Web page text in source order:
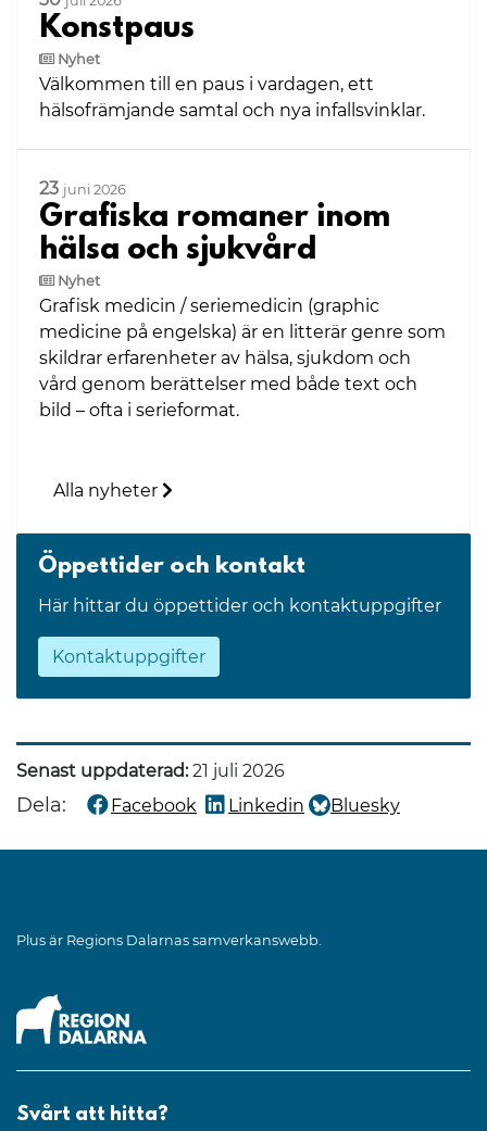
Konstpaus
Nyhet
Välkommen till en paus i vardagen, ett
hälsofrämjande samtal och nya infallsvinklar.
23 juni 2026
Grafiska romaner inom
hälsa och sjukvård
Nyhet
Grafisk medicin / seriemedicin (graphic
medicine på engelska) är en litterär genre som
skildrar erfarenheter av hälsa, sjukdom och
vård genom berättelser med både text och
bild – ofta i serieformat.
Alla nyheter
Öppettider och kontakt
Här hittar du öppettider och kontaktuppgifter
Kontaktuppgifter
Senast uppdaterad:21 juli 2026
Dela: Dela denna sida på
Facebook
Dela denna sida på
Linkedin
Dela denna sida på
Bluesky
Plus är Regions Dalarnas samverkanswebb.
Svårt att hitta?